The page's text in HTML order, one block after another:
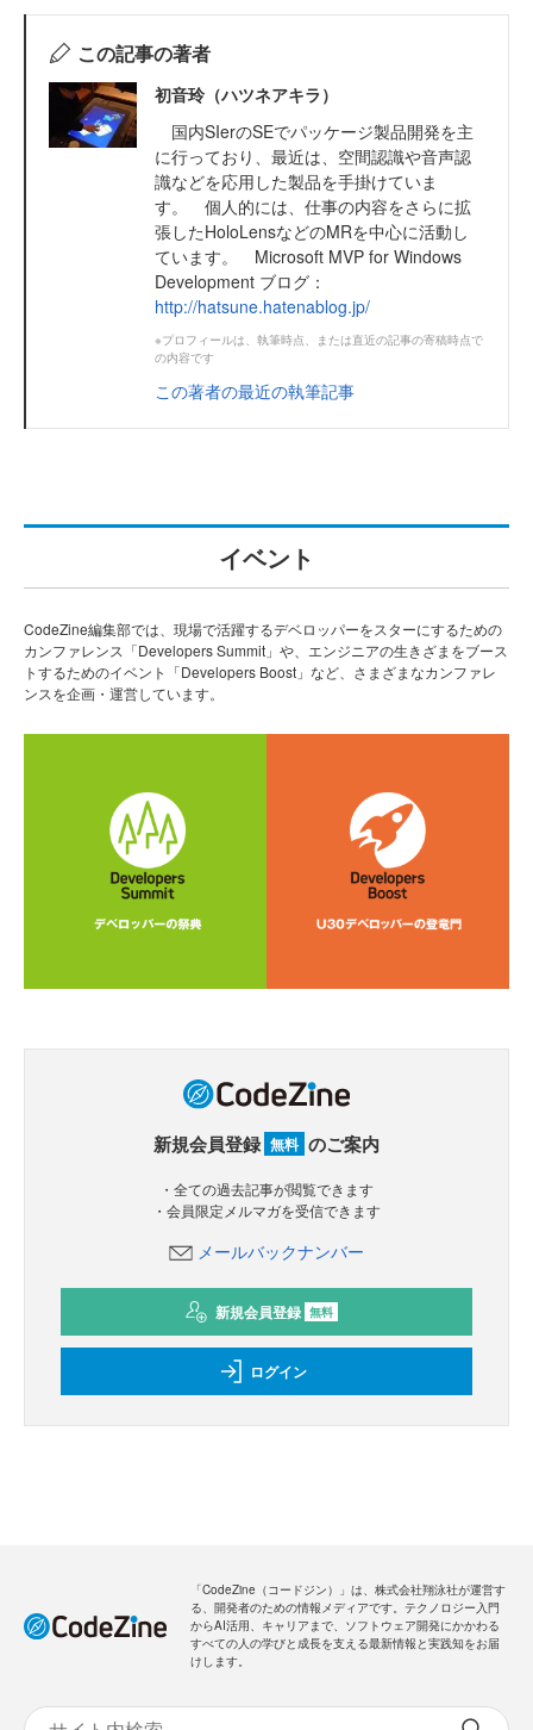
この記事の著者
初音玲（ハツネアキラ）
国内SIerのSEでパッケージ製品開発を主
に行っており、最近は、空間認識や音声認
識などを応用した製品を手掛けていま
す。 個人的には、仕事の内容をさらに拡
張したHoloLensなどのMRを中心に活動し
ています。 Microsoft MVP for Windows
Development ブログ：
http://hatsune.hatenablog.jp/
※プロフィールは、執筆時点、または直近の記事の寄稿時点で
の内容です
この著者の最近の執筆記事
イベント
CodeZine編集部では、現場で活躍するデベロッパーをスターにするための
カンファレンス「Developers Summit」や、エンジニアの生きざまをブース
トするためのイベント「Developers Boost」など、さまざまなカンファレ
ンスを企画・運営しています。
新規会員登録 無料 のご案内
・全ての過去記事が閲覧できます
・会員限定メルマガを受信できます
メールバックナンバー
新規会員登録 無料
ログイン
「CodeZine（コードジン）」は、株式会社翔泳社が運営す
る、開発者のための情報メディアです。テクノロジー入門
からAI活用、キャリアまで、ソフトウェア開発にかかわる
すべての人の学びと成長を支える最新情報と実践知をお届
けします。